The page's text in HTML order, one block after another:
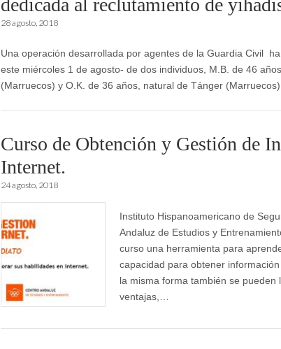
dedicada al reclutamiento de
28 agosto, 2018
Una operación desarrollada por agentes de la Guardia Civil
este miércoles 1 de agosto- de dos individuos, M.B. de 46
(Marruecos) y O.K. de 36 años, natural de Tánger
Curso de Obtención y Gestión de
Internet.
24 agosto, 2018
Instituto Hispanoamericano de
Andaluz de Estudios y
curso una herramienta para
capacidad para obtener
la misma forma también se pueden
ventajas,…